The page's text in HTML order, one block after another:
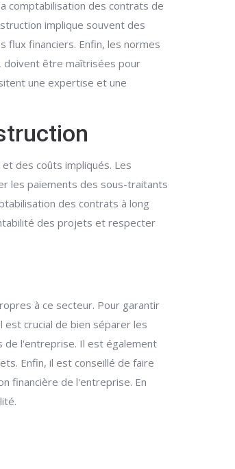
comptabilisation des contrats de
implique souvent des
financiers. Enfin, les normes
doivent être maîtrisées pour
une expertise et une
des coûts impliqués. Les
les paiements des sous-traitants
des contrats à long
des projets et respecter
à ce secteur. Pour garantir
crucial de bien séparer les
de l'entreprise. Il est également
Enfin, il est conseillé de faire
financière de l'entreprise. En